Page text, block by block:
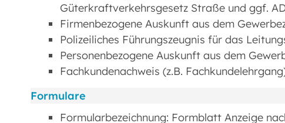
Güterkraftverkehrsgesetz Straße und ggf.
Firmenbezogene Auskunft aus dem
Polizeiliches Führungszeugnis für das
Personenbezogene Auskunft aus dem
Fachkundenachweis (z.B.
Formulare
Formularbezeichnung: Formblatt Anzeige